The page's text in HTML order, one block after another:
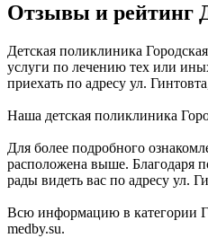
Отзывы и рейтинг
Детская поликлиника
услуги по лечению тех или
приехать по адресу ул.
Наша детская поликлиника
Для более подробного
расположена выше. Благодаря
рады видеть вас по адресу ул.
Всю информацию в категории
medby.su.